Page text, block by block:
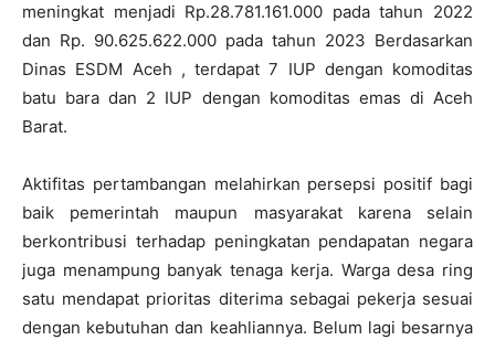
meningkat menjadi Rp.28.781.161.000 pada tahun 2022
dan Rp. 90.625.622.000 pada tahun 2023 Berdasarkan
Dinas ESDM Aceh , terdapat 7 IUP dengan komoditas
batu bara dan 2 IUP dengan komoditas emas di Aceh
Barat.
Aktifitas pertambangan melahirkan persepsi positif bagi
baik pemerintah maupun masyarakat karena selain
berkontribusi terhadap peningkatan pendapatan negara
juga menampung banyak tenaga kerja. Warga desa ring
satu mendapat prioritas diterima sebagai pekerja sesuai
dengan kebutuhan dan keahliannya. Belum lagi besarnya